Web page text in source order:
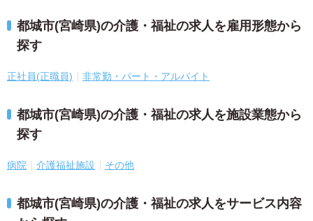
都城市(宮崎県)の介護・福祉の求人を雇用形態から
探す
正社員(正職員) 非常勤・パート・アルバイト
都城市(宮崎県)の介護・福祉の求人を施設業態から
探す
病院 介護福祉施設 その他
都城市(宮崎県)の介護・福祉の求人をサービス内容